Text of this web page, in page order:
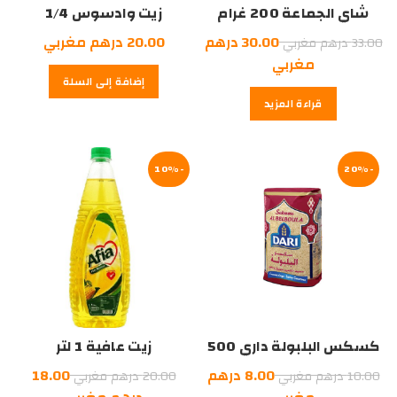
شاي الجماعة 200 غرام
33.00درهم مغربيالسعر
الأصلي
هو:
33.00
30.00درهم
مغربي
الحالي
هو:
قراءة المزيد
زيت وادسوس 1/4
20.00 درهم مغربي
إضافة إلى السلة
-20%
كسكس البلبولة داري 500
غرام 10.00درهم مغربيالسعر
8.00 درهم
-10%
زيت عافية 1 لتر
20.00درهم مغربيالسعر
18.00